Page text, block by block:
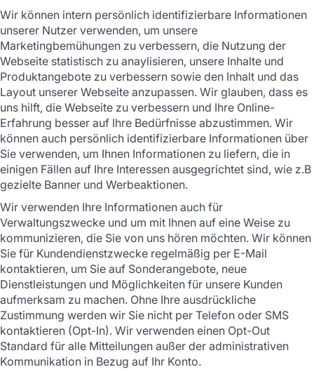
Wir können intern persönlich identifizierbare Informationen
unserer Nutzer verwenden, um unsere
Marketingbemühungen zu verbessern, die Nutzung der
Webseite statistisch zu anaylisieren, unsere Inhalte und
Produktangebote zu verbessern sowie den Inhalt und das
Layout unserer Webseite anzupassen. Wir glauben, dass es
uns hilft, die Webseite zu verbessern und Ihre Online-
Erfahrung besser auf Ihre Bedürfnisse abzustimmen. Wir
können auch persönlich identifizierbare Informationen über
Sie verwenden, um Ihnen Informationen zu liefern, die in
einigen Fällen auf Ihre Interessen ausgegrichtet sind, wie z.B
gezielte Banner und Werbeaktionen.
Wir verwenden Ihre Informationen auch für
Verwaltungszwecke und um mit Ihnen auf eine Weise zu
kommunizieren, die Sie von uns hören möchten. Wir können
Sie für Kundendienstzwecke regelmäßig per E-Mail
kontaktieren, um Sie auf Sonderangebote, neue
Dienstleistungen und Möglichkeiten für unsere Kunden
aufmerksam zu machen. Ohne Ihre ausdrückliche
Zustimmung werden wir Sie nicht per Telefon oder SMS
kontaktieren (Opt-In). Wir verwenden einen Opt-Out
Standard für alle Mitteilungen außer der administrativen
Kommunikation in Bezug auf Ihr Konto.